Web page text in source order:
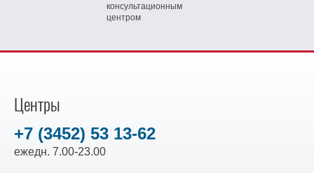
консультационным
центром
Центры
+7 (3452) 53 13-62
ежедн. 7.00-23.00